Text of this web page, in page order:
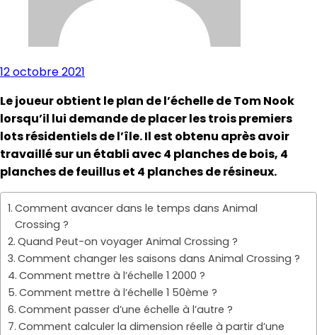
12 octobre 2021
Le joueur obtient le plan de l’échelle de Tom Nook
lorsqu’il lui demande de placer les trois premiers
lots résidentiels de l’île. Il est obtenu après avoir
travaillé sur un établi avec 4 planches de bois, 4
planches de feuillus et 4 planches de résineux.
Comment avancer dans le temps dans Animal
Crossing ?
Quand Peut-on voyager Animal Crossing ?
Comment changer les saisons dans Animal Crossing ?
Comment mettre à l’échelle 1 2000 ?
Comment mettre à l’échelle 1 50ème ?
Comment passer d’une échelle à l’autre ?
Comment calculer la dimension réelle à partir d’une